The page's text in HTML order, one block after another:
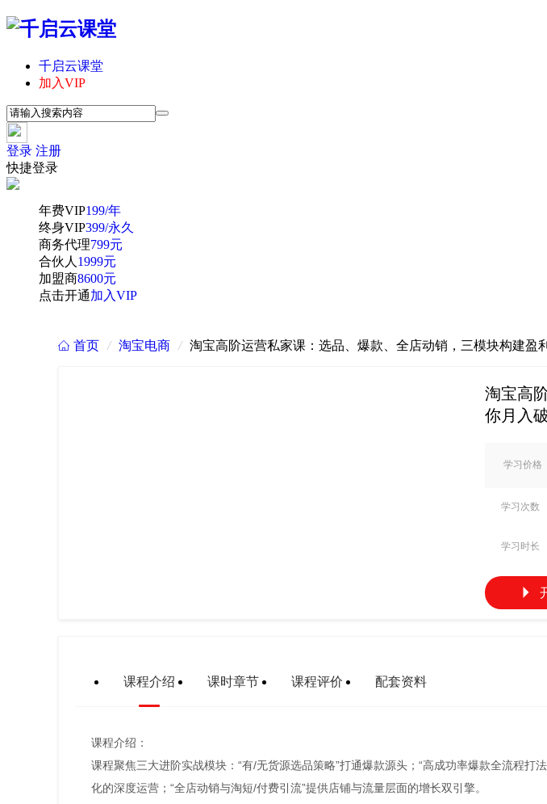
千启云课堂
加入VIP
登录 注册
快捷登录
年费VIP199/年
终身VIP399/永久
商务代理799元
合伙人 1999元
加盟商8600元
点击开通加入VIP
 首页 / 淘宝电商 / 淘宝高阶运营私家课：选品、爆款、全店动销，三模块构建盈
淘宝高
你月入
学习价格
学习次数
学习时长

课程介绍 课时章节 课程评价 配套资料
课程介绍：
课程聚焦三大进阶实战模块：“有/无货源选品策略”打通爆款源头；“高成功率爆款全流程打
化的深度运营；“全店动销与淘短/付费引流”提供店铺与流量层面的增长双引擎。